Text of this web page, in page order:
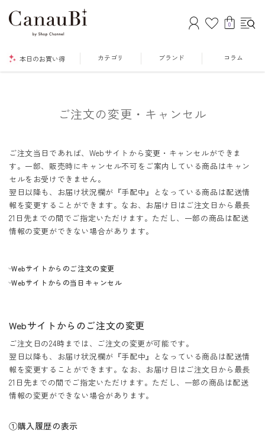
0
本日のお買い得 カテゴリ ブランド コラム
ご注文の変更・キャンセル
ご注文当日であれば、Webサイトから変更・キャンセルができま
す。一部、販売時にキャンセル不可をご案内している商品はキャン
セルをお受けできません。
翌日以降も、お届け状況欄が『手配中』となっている商品は配送情
報を変更することができます。なお、お届け日はご注文日から最長
21日先までの間でご指定いただけます。ただし、一部の商品は配送
情報の変更ができない場合があります。
Webサイトからのご注文の変更
Webサイトからの当日キャンセル
Webサイトからのご注文の変更
ご注文日の24時までは、ご注文の変更が可能です。
翌日以降も、お届け状況欄が『手配中』となっている商品は配送情
報を変更することができます。なお、お届け日はご注文日から最長
21日先までの間でご指定いただけます。ただし、一部の商品は配送
情報の変更ができない場合があります。
①購入履歴の表示